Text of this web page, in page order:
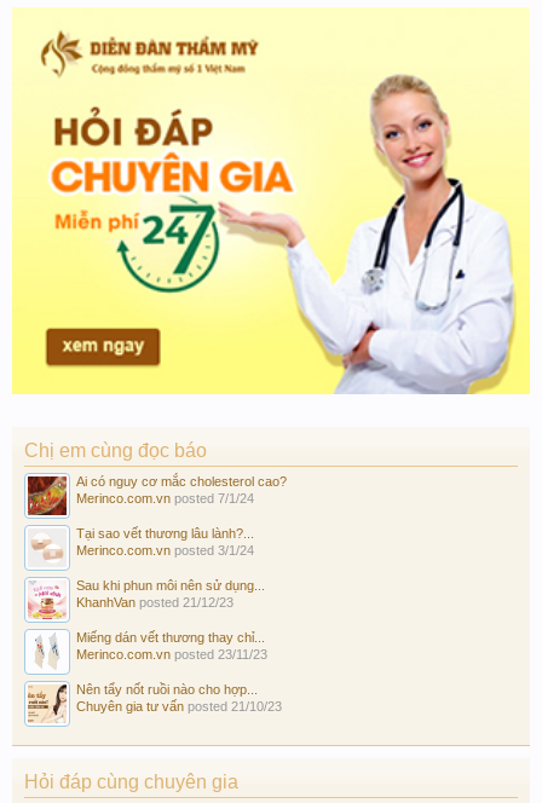
Chị em cùng đọc báo
Ai có nguy cơ mắc cholesterol cao?
Merinco.com.vn posted 7/1/24
Tại sao vết thương lâu lành?...
Merinco.com.vn posted 3/1/24
Sau khi phun môi nên sử dụng...
KhanhVan posted 21/12/23
Miếng dán vết thương thay chỉ...
Merinco.com.vn posted 23/11/23
Nên tẩy nốt ruồi nào cho hợp...
Chuyên gia tư vấn posted 21/10/23
Hỏi đáp cùng chuyên gia